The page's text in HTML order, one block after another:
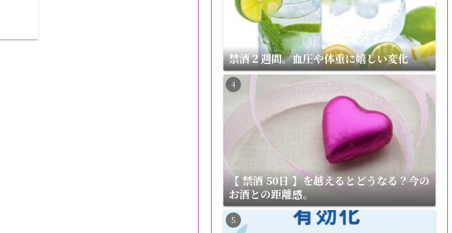
禁酒２週間。血圧や体重に嬉しい変化
【 禁酒 50日 】を越えるとどうなる？今の
お酒との距離感。